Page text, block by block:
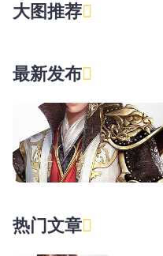
大图推荐
最新发布
热门文章